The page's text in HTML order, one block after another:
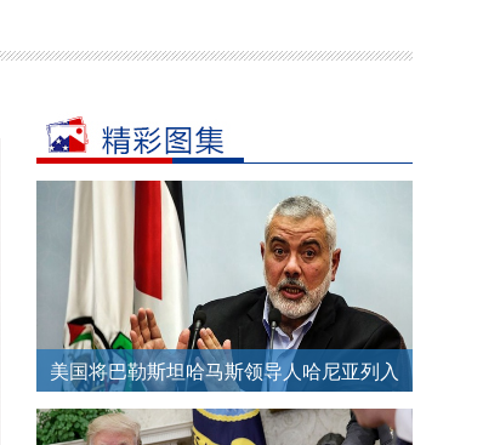
美国将巴勒斯坦哈马斯领导人哈尼亚列入
恐怖嫌疑分子“黑名单”